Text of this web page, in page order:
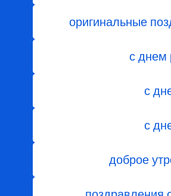
оригинальные
с днем
с
с
доброе